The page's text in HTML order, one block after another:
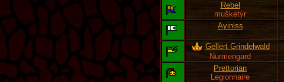
Rebel
mušketýr
Ayiniss
-
Gellert Grindelwald
Nurmengard
Prettorian
Legionnaire